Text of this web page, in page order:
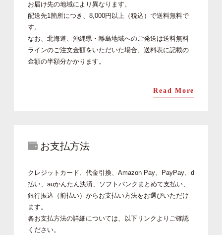
お届け先の地域により異なります。
配送先1箇所につき、8,000円以上（税込）で送料無料で
す。
なお、北海道、沖縄県・離島地域へのご発送は送料無料
ラインのご注文金額をいただいた場合、送料表に記載の
金額の半額分かかります。
Read More
お支払方法
クレジットカード、代金引換、Amazon Pay、PayPay、d
払い、auかんたん決済、ソフトバンクまとめて支払い、
銀行振込（前払い）からお支払い方法をお選びいただけ
ます。
各お支払方法の詳細については、以下リンクよりご確認
ください。